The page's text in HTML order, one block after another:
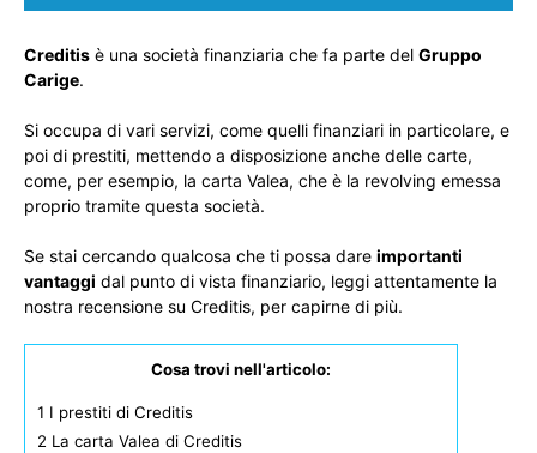
Creditis è una società finanziaria che fa parte del Gruppo
Carige.
Si occupa di vari servizi, come quelli finanziari in particolare, e
poi di prestiti, mettendo a disposizione anche delle carte,
come, per esempio, la carta Valea, che è la revolving emessa
proprio tramite questa società.
Se stai cercando qualcosa che ti possa dare importanti
vantaggi dal punto di vista finanziario, leggi attentamente la
nostra recensione su Creditis, per capirne di più.
Cosa trovi nell'articolo:
1 I prestiti di Creditis
2 La carta Valea di Creditis